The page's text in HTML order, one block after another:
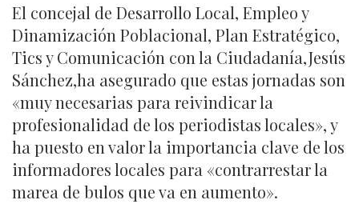
El concejal de Desarrollo Local, Empleo y
Dinamización Poblacional, Plan Estratégico,
Tics y Comunicación con la Ciudadanía,Jesús
Sánchez,ha asegurado que estas jornadas son
«muy necesarias para reivindicar la
profesionalidad de los periodistas locales», y
ha puesto en valor la importancia clave de los
informadores locales para «contrarrestar la
marea de bulos que va en aumento».